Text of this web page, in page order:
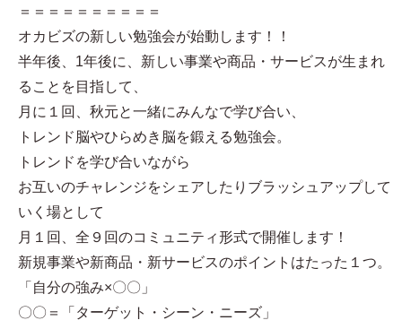
＝＝＝＝＝＝＝＝＝＝
オカビズの新しい勉強会が始動します！！
半年後、1年後に、新しい事業や商品・サービスが生まれ
ることを目指して、
月に１回、秋元と一緒にみんなで学び合い、
トレンド脳やひらめき脳を鍛える勉強会。
トレンドを学び合いながら
お互いのチャレンジをシェアしたりブラッシュアップして
いく場として
月１回、全９回のコミュニティ形式で開催します！
新規事業や新商品・新サービスのポイントはたった１つ。
「自分の強み×〇〇」
〇〇＝「ターゲット・シーン・ニーズ」